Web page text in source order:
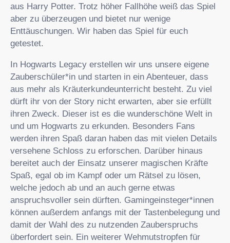
aus Harry Potter. Trotz höher Fallhöhe weiß das Spiel
aber zu überzeugen und bietet nur wenige
Enttäuschungen. Wir haben das Spiel für euch
getestet.
In Hogwarts Legacy erstellen wir uns unsere eigene
Zauberschüler*in und starten in ein Abenteuer, dass
aus mehr als Kräuterkundeunterricht besteht. Zu viel
dürft ihr von der Story nicht erwarten, aber sie erfüllt
ihren Zweck. Dieser ist es die wunderschöne Welt in
und um Hogwarts zu erkunden. Besonders Fans
werden ihren Spaß daran haben das mit vielen Details
versehene Schloss zu erforschen. Darüber hinaus
bereitet auch der Einsatz unserer magischen Kräfte
Spaß, egal ob im Kampf oder um Rätsel zu lösen,
welche jedoch ab und an auch gerne etwas
anspruchsvoller sein dürften. Gamingeinsteger*innen
können außerdem anfangs mit der Tastenbelegung und
damit der Wahl des zu nutzenden Zauberspruchs
überfordert sein. Ein weiterer Wehmutstropfen für